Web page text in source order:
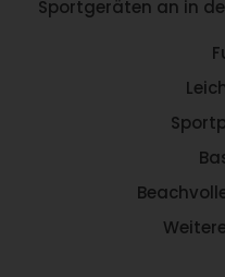
Sportgeräten an in